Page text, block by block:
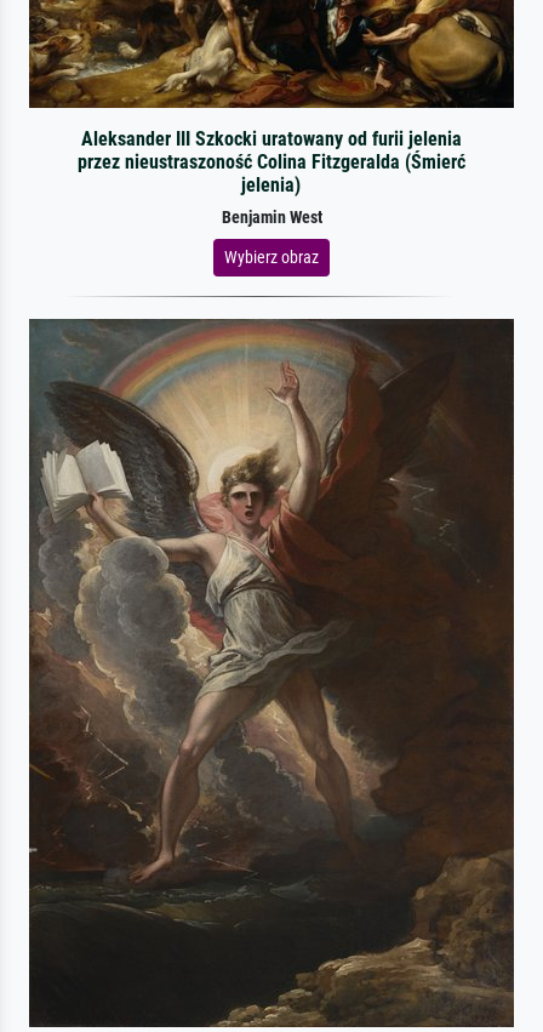
Aleksander III Szkocki uratowany od furii jelenia
przez nieustraszoność Colina Fitzgeralda (Śmierć
jelenia)
Benjamin West
Wybierz obraz